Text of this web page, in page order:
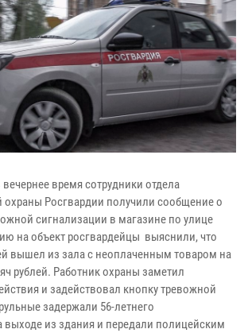
время сотрудники отдела
Росгвардии получили сообщение о
сигнализации в магазине по улице
на объект росгвардейцы выяснили, что
вышел из зала с неоплаченным товаром на
рублей. Работник охраны заметил
и задействовал кнопку тревожной
задержали 56-летнего
выходе из здания и передали полицейским